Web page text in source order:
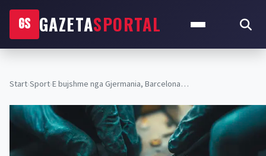
GS GAZETASPORTAL
Start›Sport›E bujshme nga Gjermania, Barcelona…